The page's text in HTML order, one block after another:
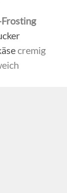
Frosting
cremig